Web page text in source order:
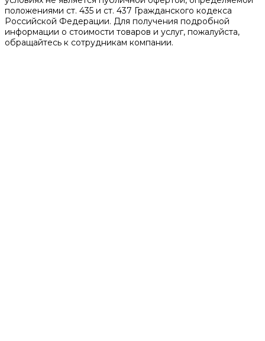
положениями ст. 435 и ст. 437 Гражданского кодекса
Российской Федерации. Для получения подробной
информации о стоимости товаров и услуг, пожалуйста,
обращайтесь к сотрудникам компании.